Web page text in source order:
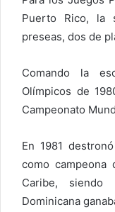
Puerto Rico, la
preseas, dos de
Comando la
Olímpicos de
Campeonato
En 1981
como campeona
Caribe,
Dominicana